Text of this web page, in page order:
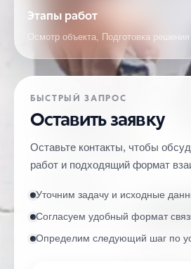
Этапы работ
Осмотр объекта, Подготовка решения
БЫСТРЫЙ ЗАПРОС
Оставить заявку
Оставьте контакты, чтобы
работ и подходящий формат
Уточним задачу и исходные
Согласуем удобный формат
Определим следующий шаг по